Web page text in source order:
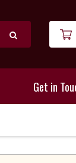
Get in